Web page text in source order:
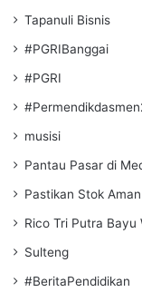
Tapanuli Bisnis
#PGRIBanggai
#PGRI
musisi
Pantau Pasar di
Pastikan Stok
Rico Tri Putra Bayu
Sulteng
#BeritaPendidikan